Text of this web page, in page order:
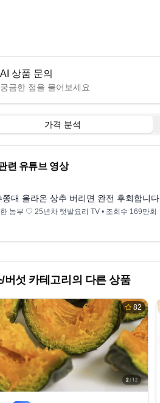
AI 상품 문의
궁금한 점을 물어보세요
가격 분석
련 유튜브 영상
쫑대 올라온 상추 버리면 완전 후회합니다
농부 ♡ 25년차 텃밭요리 TV • 조회수 169만회
버섯 카테고리의 다른 상품
82